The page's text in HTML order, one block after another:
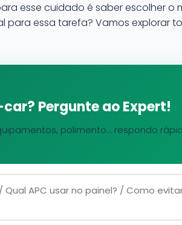
esse cuidado é saber escolher o
para essa tarefa? Vamos explorar
Pergunte ao Expert!
polimento... respondo